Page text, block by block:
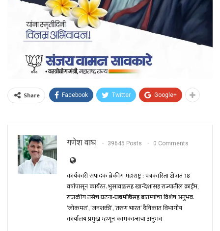
Share Facebook Twitter Google+
गणेश वाघ 39645 Posts 0 Comments
कार्यकारी संपादक ब्रेकींग महाराष्ट्र : पत्रकारिता क्षेत्रात 18
वर्षांपासून कार्यरत. भुसावळसह खान्देशासह राज्यातील क्राईम,
राजकीय तसेच घटना-घडामोंडीसह बातम्यांचा विशेष अनुभव.
‘लोकमत’, ‘जनशक्ती’, ‘तरुण भारत’ दैनिकात विभागीय
कार्यालय प्रमुख म्हणून कामकाजाचा अनुभव